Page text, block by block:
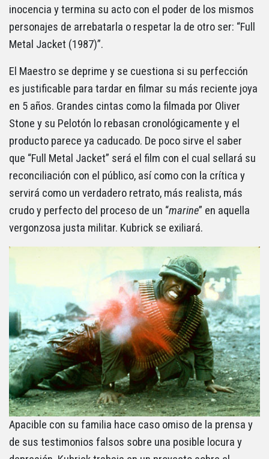
inocencia y termina su acto con el poder de los mismos
personajes de arrebatarla o respetar la de otro ser: “Full
Metal Jacket (1987)”.
El Maestro se deprime y se cuestiona si su perfección
es justificable para tardar en filmar su más reciente joya
en 5 años. Grandes cintas como la filmada por Oliver
Stone y su Pelotón lo rebasan cronológicamente y el
producto parece ya caducado. De poco sirve el saber
que “Full Metal Jacket” será el film con el cual sellará su
reconciliación con el público, así como con la crítica y
servirá como un verdadero retrato, más realista, más
crudo y perfecto del proceso de un “marine” en aquella
vergonzosa justa militar. Kubrick se exiliará.
Apacible con su familia hace caso omiso de la prensa y
de sus testimonios falsos sobre una posible locura y